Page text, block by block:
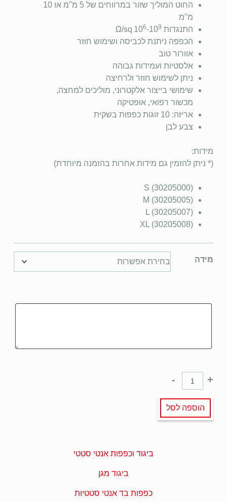
החוט המוליך שזור במרווחים של 5 מ"מ או 10
מ"מ
התנגדות 10
6-109
Ω/sq
הכפפה ניתנת לכביסה ושימוש חוזר
אוורור טוב
אלסטיות ועמידות גבוהה
ניתן לשימוש חוזר ולרחיצה
שימושי בייצור אלקטרוני, מוליכים למחצה,
מכשור רפואי, אופטיקה
אריזה: 10 זוגות כפפות בשקית
צבע לבן
מידות:
(* ניתן להזמין גם מידות אחרות בהזמנה מיוחדת)
(S (30205000
(M (30205005
(L (30205007
(XL (30205008
מידה
+
-
הוספה לסל
ביגוד וכפפות אנטי סטטי
ביגוד מגן
כפפות בד אנטי סטטיות